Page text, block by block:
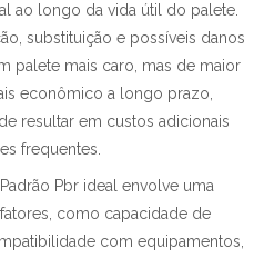
ao longo da vida útil do palete.
substituição e possíveis danos
palete mais caro, mas de maior
econômico a longo prazo,
resultar em custos adicionais
frequentes.
Pbr ideal envolve uma
como capacidade de
com equipamentos,